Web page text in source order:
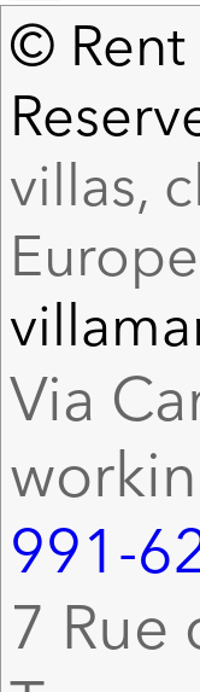
© Rent
villas,
Europe
Via
991-
7 Rue